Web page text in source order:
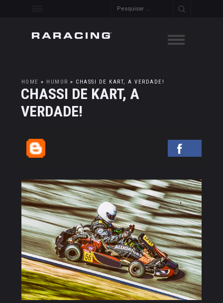
HOME » HUMOR » CHASSI DE KART, A VERDADE!
CHASSI DE KART, A
VERDADE!